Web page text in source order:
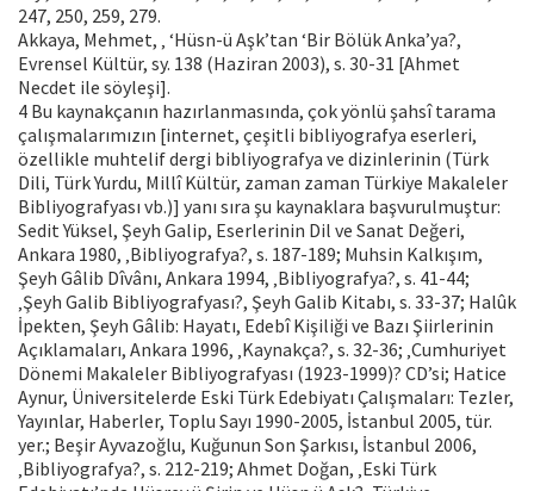
247, 250, 259, 279.
Akkaya, Mehmet, ‚ ‘Hüsn-ü Aşk’tan ‘Bir Bölük Anka’ya?,
Evrensel Kültür, sy. 138 (Haziran 2003), s. 30-31 [Ahmet
Necdet ile söyleşi].
4 Bu kaynakçanın hazırlanmasında, çok yönlü şahsî tarama
çalışmalarımızın [internet, çeşitli bibliyografya eserleri,
özellikle muhtelif dergi bibliyografya ve dizinlerinin (Türk
Dili, Türk Yurdu, Millî Kültür, zaman zaman Türkiye Makaleler
Bibliyografyası vb.)] yanı sıra şu kaynaklara başvurulmuştur:
Sedit Yüksel, Şeyh Galip, Eserlerinin Dil ve Sanat Değeri,
Ankara 1980, ‚Bibliyografya?, s. 187-189; Muhsin Kalkışım,
Şeyh Gâlib Dîvânı, Ankara 1994, ‚Bibliyografya?, s. 41-44;
‚Şeyh Galib Bibliyografyası?, Şeyh Galib Kitabı, s. 33-37; Halûk
İpekten, Şeyh Gâlib: Hayatı, Edebî Kişiliği ve Bazı Şiirlerinin
Açıklamaları, Ankara 1996, ‚Kaynakça?, s. 32-36; ‚Cumhuriyet
Dönemi Makaleler Bibliyografyası (1923-1999)? CD’si; Hatice
Aynur, Üniversitelerde Eski Türk Edebiyatı Çalışmaları: Tezler,
Yayınlar, Haberler, Toplu Sayı 1990-2005, İstanbul 2005, tür.
yer.; Beşir Ayvazoğlu, Kuğunun Son Şarkısı, İstanbul 2006,
‚Bibliyografya?, s. 212-219; Ahmet Doğan, ‚Eski Türk